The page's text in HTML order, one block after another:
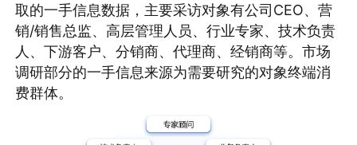
取的一手信息数据，主要采访对象有公司CEO、营
销/销售总监、高层管理人员、行业专家、技术负责
人、下游客户、分销商、代理商、经销商等。市场
调研部分的一手信息来源为需要研究的对象终端消
费群体。